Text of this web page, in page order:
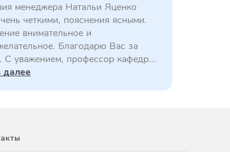
менеджера Натальи Яценко
четкими, пояснения ясными.
внимательное и
Благодарю Вас за
С уважением, профессор кафедр...
далее